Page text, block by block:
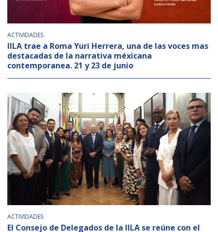
ACTIVIDADES
IILA trae a Roma Yuri Herrera, una de las voces mas
destacadas de la narrativa méxicana
contemporanea. 21 y 23 de junio
ACTIVIDADES
El Consejo de Delegados de la IILA se reúne con el